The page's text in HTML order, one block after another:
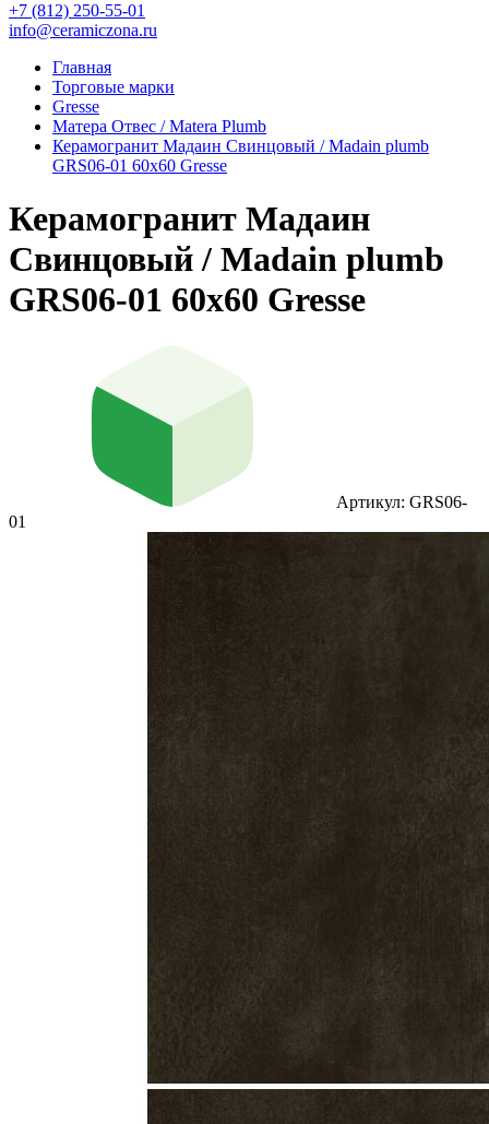
+7 (812) 250-55-01
info@ceramiczona.ru
Главная
Торговые марки
Gresse
Матера Отвес / Matera Plumb
Керамогранит Мадаин Свинцовый / Madain plumb
GRS06-01 60х60 Gresse
Керамогранит Мадаин
Свинцовый / Madain plumb
GRS06-01 60х60 Gresse
Артикул: GRS06-
01